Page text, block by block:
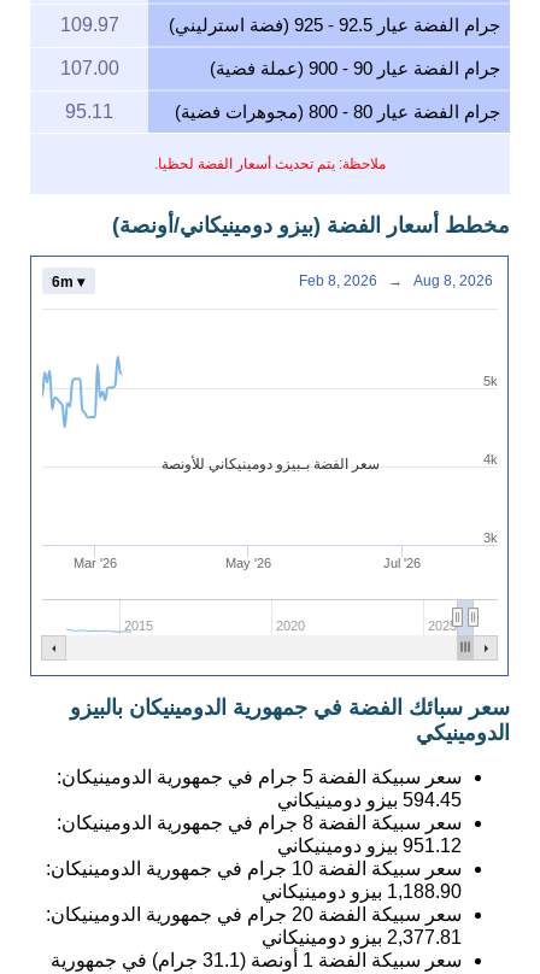
ملاحظة: يتم تحديث أسعار الفضة لحظيا.
جرام الفضة عيار 92.5 - 925 (فضة استرليني) 109.97
جرام الفضة عيار 90 - 900 (عملة فضية) 107.00
جرام الفضة عيار 80 - 800 (مجوهرات فضية) 95.11
مخطط أسعار الفضة (بيزو دومينيكاني/أونصة)
سعر الفضة بـبيزو دومينيكاني للأونصة
Mar '26 May '26 Jul '26
2015 2020 2025
3k
4k
5k
6m ▾ Feb 8, 2026 → Aug 8, 2026
سعر سبائك الفضة في جمهورية الدومينيكان بالبيزو
الدومينيكي
سعر سبيكة الفضة 5 جرام في جمهورية الدومينيكان:
594.45 بيزو دومينيكاني
سعر سبيكة الفضة 8 جرام في جمهورية الدومينيكان:
951.12 بيزو دومينيكاني
سعر سبيكة الفضة 10 جرام في جمهورية الدومينيكان:
1,188.90 بيزو دومينيكاني
سعر سبيكة الفضة 20 جرام في جمهورية الدومينيكان:
2,377.81 بيزو دومينيكاني
سعر سبيكة الفضة 1 أونصة (31.1 جرام) في جمهورية